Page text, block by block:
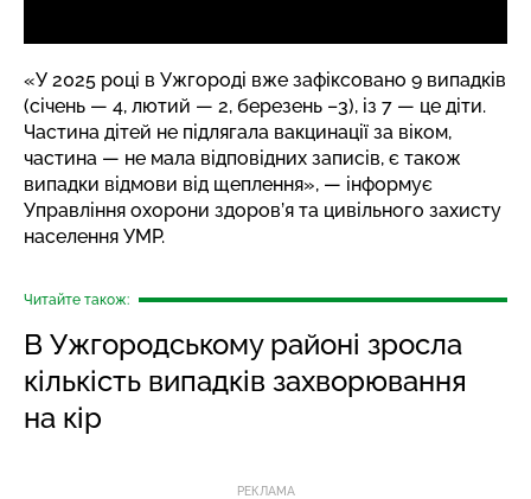
«У 2025 році в Ужгороді вже зафіксовано 9 випадків
(січень — 4, лютий — 2, березень –3), із 7 — це діти.
Частина дітей не підлягала вакцинації за віком,
частина — не мала відповідних записів, є також
випадки відмови від щеплення», — інформує
Управління охорони здоров’я та цивільного захисту
населення УМР.
Читайте також:
В Ужгородському районі зросла
кількість випадків захворювання
на кір
РЕКЛАМА